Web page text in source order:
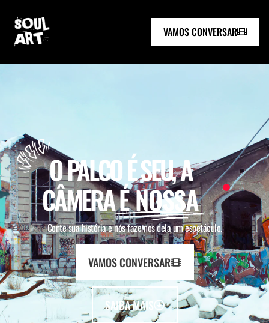
VAMOS CONVERSAR
O PALCO É SEU, A
CÂMERAÉ NOSSA
Conte sua história e nós fazemos dela um espetáculo.
VAMOS CONVERSAR
SAIBA MAIS